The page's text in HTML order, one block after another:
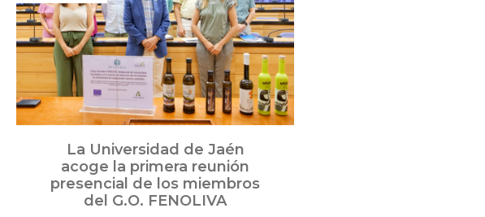
La Universidad de Jaén
acoge la primera reunión
presencial de los miembros
del G.O. FENOLIVA